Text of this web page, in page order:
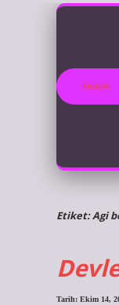
Anasayfa
Etiket:Agi
Tarih: Ekim 14,